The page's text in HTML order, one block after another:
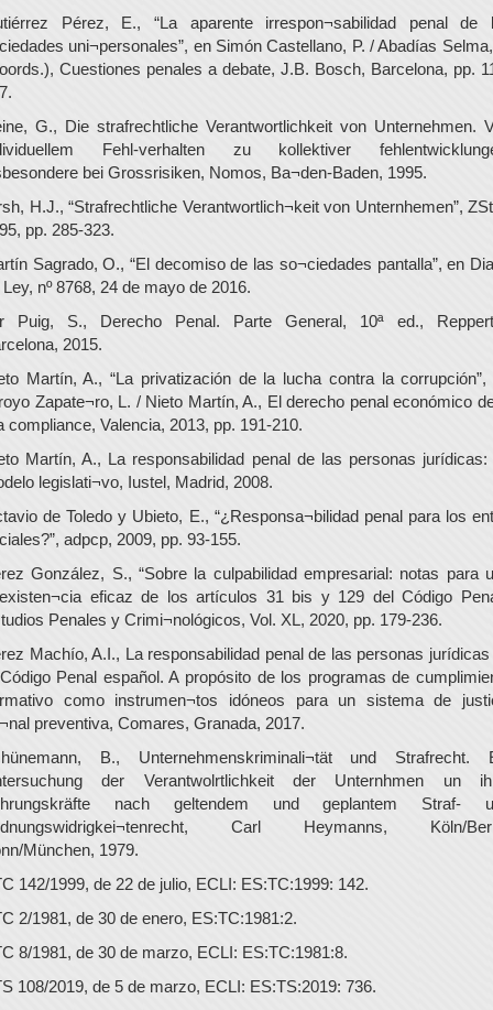
Pérez, E., “La aparente irrespon¬sabilidad penal de
uni¬personales”, en Simón Castellano, P. / Abadías
Cuestiones penales a debate, J.B. Bosch, Barcelona, pp.
G., Die strafrechtliche Verantwortlichkeit von Unternehmen.
Fehl-verhalten zu kollektiver
bei Grossrisiken, Nomos, Ba¬den-Baden, 1995.
H.J., “Strafrechtliche Verantwortlich¬keit von Unternhemen”,
pp. 285-323.
Sagrado, O., “El decomiso de las so¬ciedades pantalla”, en
nº 8768, 24 de mayo de 2016.
Puig, S., Derecho Penal. Parte General, 10ª ed.,
2015.
Martín, A., “La privatización de la lucha contra la corrupción”,
Zapate¬ro, L. / Nieto Martín, A., El derecho penal económico
compliance, Valencia, 2013, pp. 191-210.
Martín, A., La responsabilidad penal de las personas jurídicas:
legislati¬vo, Iustel, Madrid, 2008.
de Toledo y Ubieto, E., “¿Responsa¬bilidad penal para los
adpcp, 2009, pp. 93-155.
González, S., “Sobre la culpabilidad empresarial: notas para
eficaz de los artículos 31 bis y 129 del Código
Penales y Crimi¬nológicos, Vol. XL, 2020, pp. 179-236.
Machío, A.I., La responsabilidad penal de las personas jurídicas
Penal español. A propósito de los programas de
como instrumen¬tos idóneos para un sistema de
preventiva, Comares, Granada, 2017.
B., Unternehmenskriminali¬tät und Strafrecht.
der Verantwolrtlichkeit der Unternhmen un
nach geltendem und geplantem Straf-
Carl Heymanns, Köln/
München, 1979.
142/1999, de 22 de julio, ECLI: ES:TC:1999: 142.
2/1981, de 30 de enero, ES:TC:1981:2.
8/1981, de 30 de marzo, ECLI: ES:TC:1981:8.
108/2019, de 5 de marzo, ECLI: ES:TS:2019: 736.